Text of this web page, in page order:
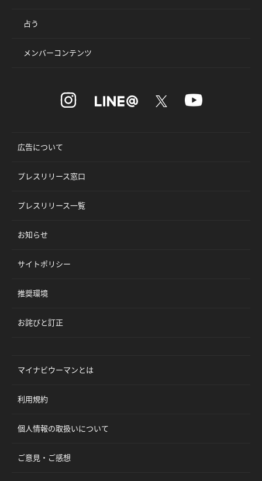
占う
メンバーコンテンツ
広告について
プレスリリース窓口
プレスリリース一覧
お知らせ
サイトポリシー
推奨環境
お詫びと訂正
マイナビウーマンとは
利用規約
個人情報の取扱いについて
ご意見・ご感想